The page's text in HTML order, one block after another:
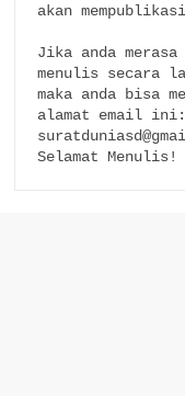
akan
Jika anda
menulis secara
maka anda bisa
alamat email ini:
Selamat Menulis!